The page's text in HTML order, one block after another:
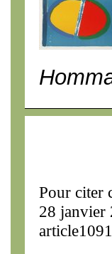
Pour citer
28 janvier
article1091